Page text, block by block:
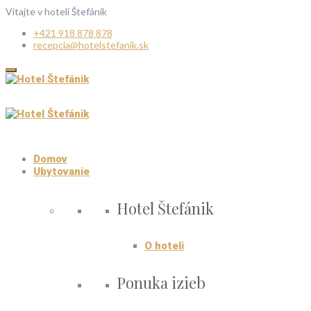
Vitajte v hoteli Štefánik
+421 918 878 878
recepcia@hotelstefanik.sk
Domov
Ubytovanie
Hotel Štefánik
O hoteli
Ponuka izieb